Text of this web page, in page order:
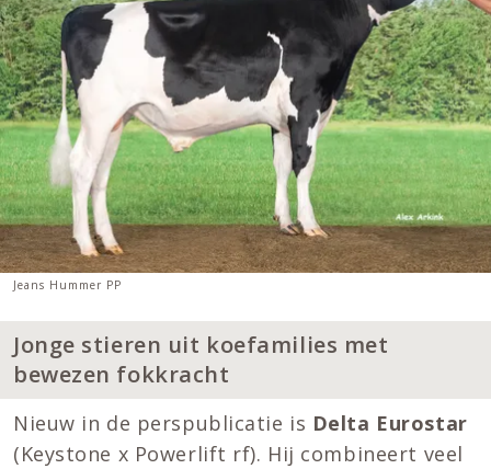
Jeans Hummer PP
Jonge stieren uit koefamilies met
bewezen fokkracht
Nieuw in de perspublicatie is Delta Eurostar
(Keystone x Powerlift rf). Hij combineert veel